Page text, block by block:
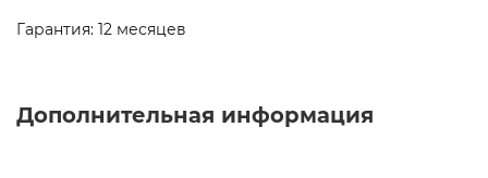
Гарантия: 12 месяцев
Дополнительная информация